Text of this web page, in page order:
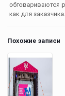
обговариваются
как для заказчика.
Похожие записи